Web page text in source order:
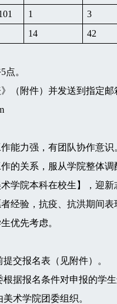
1
3
14
42
。
附件）并发送到指定邮
力强，有团队协作意识
关系，服从学院整体调
院本科在校生】，迎新
验，抗疫、抗洪期间表
优先考虑。
交报名表（见附件）。
报名条件对申报的学生
术学院团委组织。